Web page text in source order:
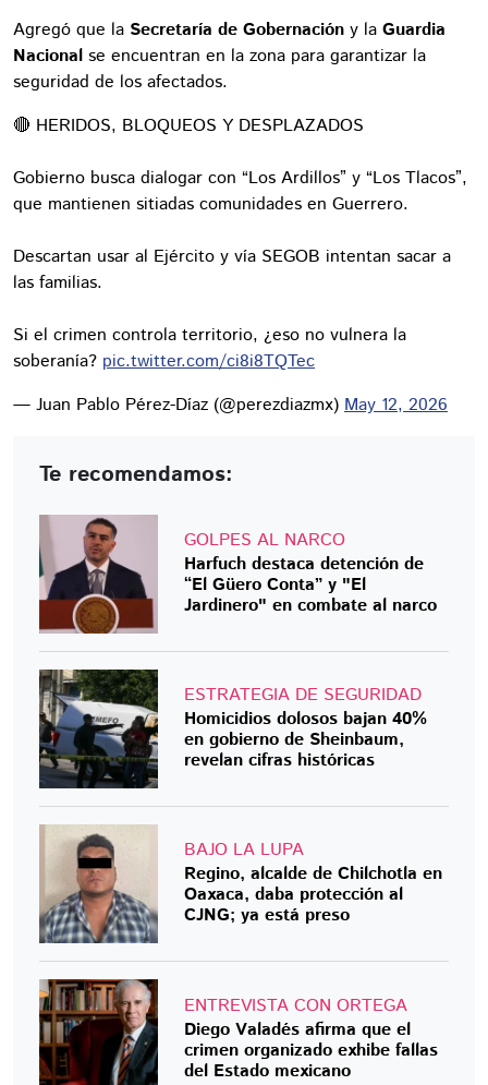
Agregó que la Secretaría de Gobernación y la Guardia
Nacional se encuentran en la zona para garantizar la
seguridad de los afectados.
🔴 HERIDOS, BLOQUEOS Y DESPLAZADOS
Gobierno busca dialogar con “Los Ardillos” y “Los Tlacos”,
que mantienen sitiadas comunidades en Guerrero.
Descartan usar al Ejército y vía SEGOB intentan sacar a
las familias.
Si el crimen controla territorio, ¿eso no vulnera la
soberanía? pic.twitter.com/ci8i8TQTec
— Juan Pablo Pérez-Díaz (@perezdiazmx) May 12, 2026
Te recomendamos:
GOLPES AL NARCO
Harfuch destaca detención de
“El Güero Conta” y "El
Jardinero" en combate al narco
ESTRATEGIA DE SEGURIDAD
Homicidios dolosos bajan 40%
en gobierno de Sheinbaum,
revelan cifras históricas
BAJO LA LUPA
Regino, alcalde de Chilchotla en
Oaxaca, daba protección al
CJNG; ya está preso
ENTREVISTA CON ORTEGA
Diego Valadés afirma que el
crimen organizado exhibe fallas
del Estado mexicano